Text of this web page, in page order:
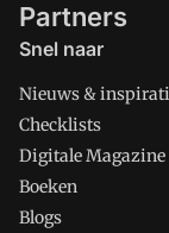
Partners
Snel naar
Nieuws &
Checklists
Digitale Magazine
Boeken
Blogs